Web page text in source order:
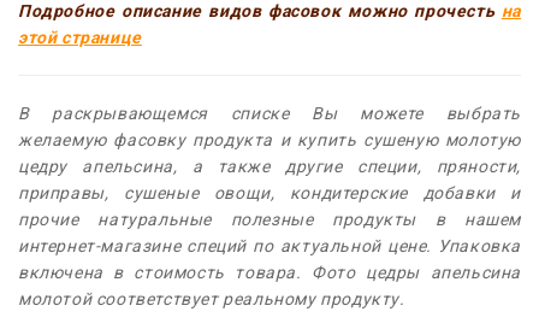
Подробное описание видов фасовок можно прочесть на
этой странице
В раскрывающемся списке Вы можете выбрать
желаемую фасовку продукта и купить сушеную молотую
цедру апельсина, а также другие специи, пряности,
приправы, сушеные овощи, кондитерские добавки и
прочие натуральные полезные продукты в нашем
интернет-магазине специй по актуальной цене. Упаковка
включена в стоимость товара. Фото цедры апельсина
молотой соответствует реальному продукту.